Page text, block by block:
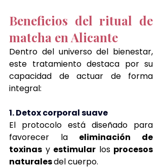
Beneficios del ritual de
matcha en Alicante
Dentro del universo del bienestar,
este tratamiento destaca por su
capacidad de actuar de forma
integral:
1. Detox corporal suave
El protocolo está diseñado para
favorecer la eliminación de
toxinas y estimular los procesos
naturales del cuerpo.